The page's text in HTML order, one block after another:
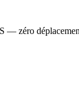
— zéro